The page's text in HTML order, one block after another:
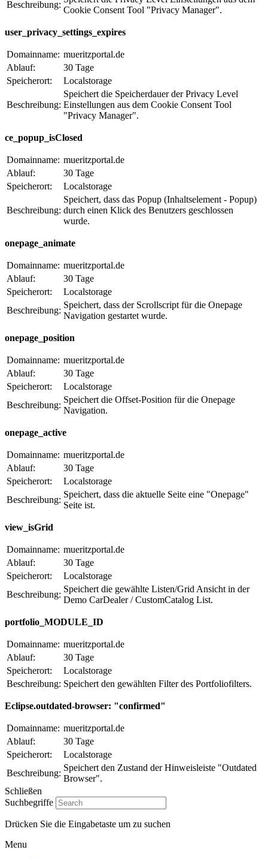
Beschreibung:
Cookie Consent Tool "Privacy Manager".
user_privacy_settings_expires
Domainname: mueritzportal.de
Ablauf:
30 Tage
Speicherort:
Localstorage
Beschreibung:
Speichert die Speicherdauer der Privacy Level
Einstellungen aus dem Cookie Consent Tool
"Privacy Manager".
ce_popup_isClosed
Domainname: mueritzportal.de
Ablauf:
30 Tage
Speicherort:
Localstorage
Beschreibung:
Speichert, dass das Popup (Inhaltselement - Popup)
durch einen Klick des Benutzers geschlossen
wurde.
onepage_animate
Domainname: mueritzportal.de
Ablauf:
30 Tage
Speicherort:
Localstorage
Beschreibung:
Speichert, dass der Scrollscript für die Onepage
Navigation gestartet wurde.
onepage_position
Domainname: mueritzportal.de
Ablauf:
30 Tage
Speicherort:
Localstorage
Beschreibung:
Speichert die Offset-Position für die Onepage
Navigation.
onepage_active
Domainname: mueritzportal.de
Ablauf:
30 Tage
Speicherort:
Localstorage
Beschreibung:
Speichert, dass die aktuelle Seite eine "Onepage"
Seite ist.
view_isGrid
Domainname: mueritzportal.de
Ablauf:
30 Tage
Speicherort:
Localstorage
Beschreibung:
Speichert die gewählte Listen/Grid Ansicht in der
Demo CarDealer / CustomCatalog List.
portfolio_MODULE_ID
Domainname: mueritzportal.de
Ablauf:
30 Tage
Speicherort:
Localstorage
Beschreibung: Speichert den gewählten Filter des Portfoliofilters.
Eclipse.outdated-browser: "confirmed"
Domainname: mueritzportal.de
Ablauf:
30 Tage
Speicherort:
Localstorage
Beschreibung:
Speichert den Zustand der Hinweisleiste "Outdated
Browser".
Schließen
Suchbegriffe
Drücken Sie die Eingabetaste um zu suchen
Menu